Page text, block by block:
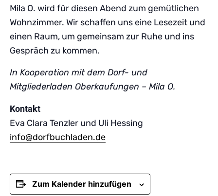
Mila O. wird für diesen Abend zum gemütlichen
Wohnzimmer. Wir schaffen uns eine Lesezeit und
einen Raum, um gemeinsam zur Ruhe und ins
Gespräch zu kommen.
In Kooperation mit dem Dorf- und
Mitgliederladen Oberkaufungen – Mila O.
Kontakt
Eva Clara Tenzler und Uli Hessing
info@dorfbuchladen.de
Zum Kalender hinzufügen